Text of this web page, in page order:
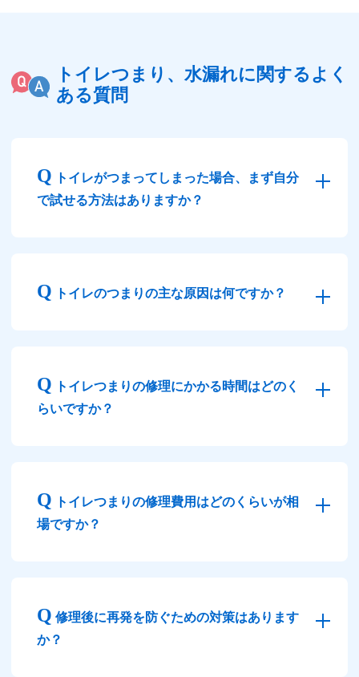
トイレつまり、水漏れに関するよく
ある質問
トイレがつまってしまった場合、まず自分
で試せる方法はありますか？
トイレのつまりの主な原因は何ですか？
トイレつまりの修理にかかる時間はどのく
らいですか？
トイレつまりの修理費用はどのくらいが相
場ですか？
修理後に再発を防ぐための対策はあります
か？